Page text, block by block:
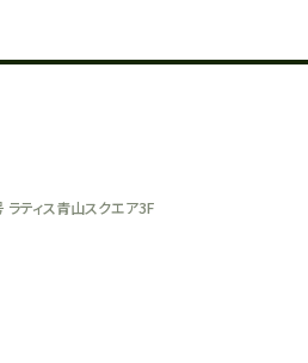
ティス青山スクエア3F